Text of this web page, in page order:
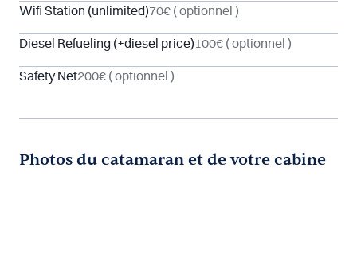
Wifi Station (unlimited)70€ ( optionnel )
Diesel Refueling (+diesel price)100€ ( optionnel )
Safety Net200€ ( optionnel )
Photos du catamaran et de votre cabine